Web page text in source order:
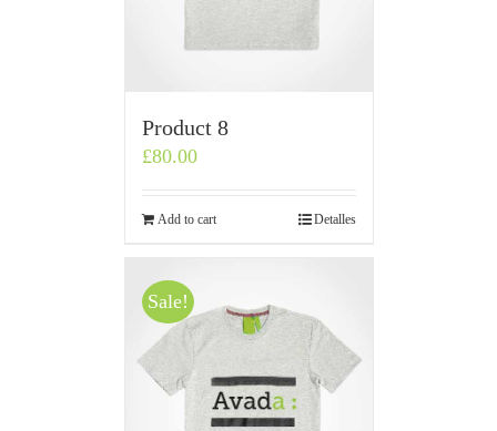
Product 8
£80.00
Add to cart Detalles
Sale!